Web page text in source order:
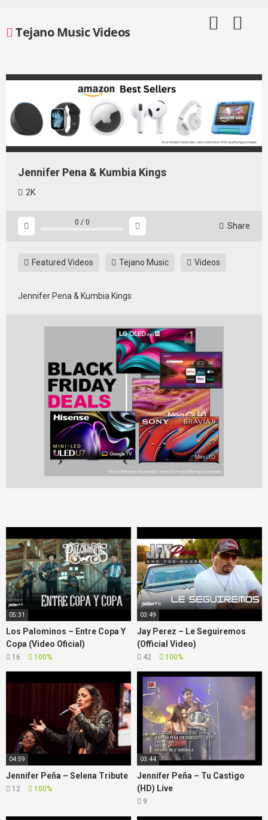
contentTejano Music Videos
Jennifer Pena & Kumbia Kings
2K
0 / 0 Share
Featured Videos Tejano Music Videos
Jennifer Pena & Kumbia Kings
05:31
Los Palominos – Entre Copa Y
Copa (Video Oficial)
16 100%
03:49
Jay Perez – Le Seguiremos
(Official Video)
42 100%
04:59
Jennifer Peña – Selena Tribute
12 100%
03:44
Jennifer Peña – Tu Castigo
(HD) Live
9